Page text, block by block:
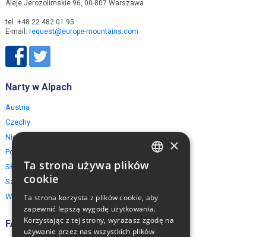
Aleje Jerozolimskie 96, 00-807 Warszawa
tel. +48 22 482 01 95
E-mail: request@europe-mountains.com
Narty w Alpach
Austria
Czechy
Niemcy
Polska
Słowacja
Szwajcaria
Włochy
FAQ
×
Ta strona używa plików
cookie
Ta strona korzysta z plików cookie, aby
zapewnić lepszą wygodę użytkowania.
Korzystając z tej strony, wyrażasz zgodę na
używanie przez nas wszystkich plików